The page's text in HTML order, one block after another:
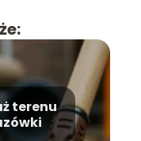
terenu